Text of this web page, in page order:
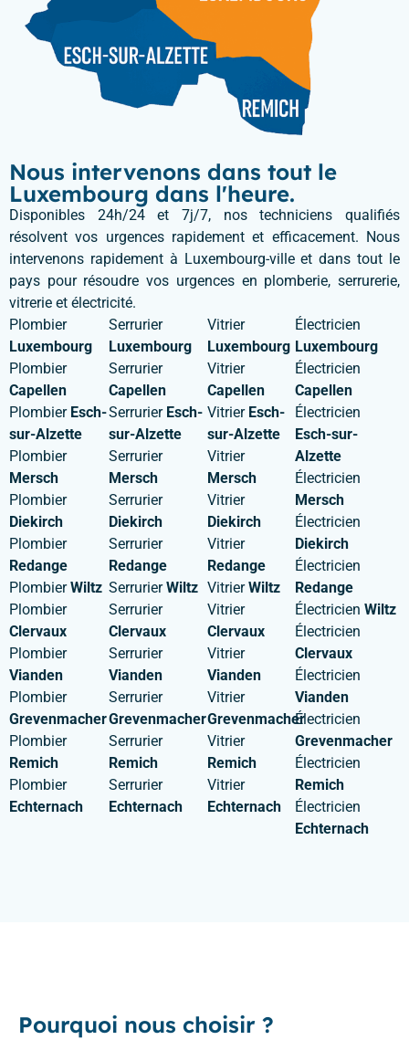
Nous intervenons dans tout le
Luxembourg dans l'heure.
Disponibles 24h/24 et 7j/7, nos techniciens qualifiés
résolvent vos urgences rapidement et efficacement. Nous
intervenons rapidement à Luxembourg-ville et dans tout le
pays pour résoudre vos urgences en plomberie, serrurerie,
vitrerie et électricité.
Plombier
Luxembourg
Plombier
Capellen
Plombier Esch-
sur-Alzette
Plombier
Mersch
Plombier
Diekirch
Plombier
Redange
PlombierWiltz
Plombier
Clervaux
Plombier
Vianden
Plombier
Grevenmacher
Plombier
Remich
Plombier
Echternach
Serrurier
Luxembourg
Serrurier
Capellen
Serrurier Esch-
sur-Alzette
Serrurier
Mersch
Serrurier
Diekirch
Serrurier
Redange
SerrurierWiltz
Serrurier
Clervaux
Serrurier
Vianden
Serrurier
Grevenmacher
Serrurier
Remich
Serrurier
Echternach
Vitrier
Luxembourg
Vitrier
Capellen
Vitrier Esch-
sur-Alzette
Vitrier
Mersch
Vitrier
Diekirch
Vitrier
Redange
VitrierWiltz
Vitrier
Clervaux
Vitrier
Vianden
Vitrier
Grevenmacher
Vitrier
Remich
Vitrier
Echternach
Électricien
Luxembourg
Électricien
Capellen
Électricien
Esch-sur-
Alzette
Électricien
Mersch
Électricien
Diekirch
Électricien
Redange
ÉlectricienWiltz
Électricien
Clervaux
Électricien
Vianden
Électricien
Grevenmacher
Électricien
Remich
Électricien
Echternach
Pourquoi nous choisir ?